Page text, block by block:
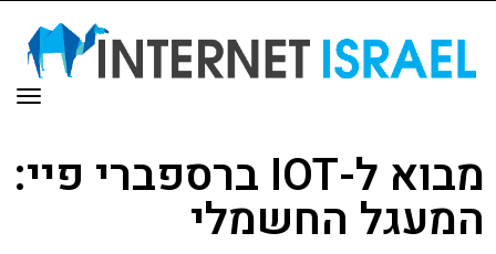
מבוא ל-IOT ברספברי פיי:
המעגל החשמלי